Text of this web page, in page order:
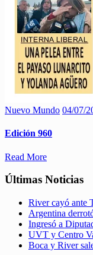
Nuevo Mundo 04/07/
Edición 960
Read More
Últimas Noticias
River cayó ante
Argentina
Ingresó a
UVT y Centro
Boca y River